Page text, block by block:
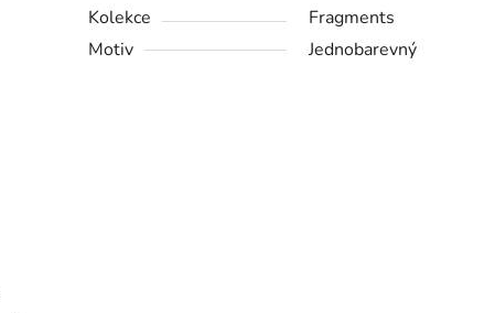
Kolekce
Fragments
Motiv
Jednobarevný